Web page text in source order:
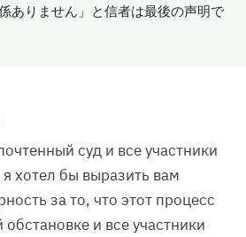
ありません」と信者は最後の声明で
суд и все участники
хотел бы выразить вам
за то, что этот процесс
и все участники